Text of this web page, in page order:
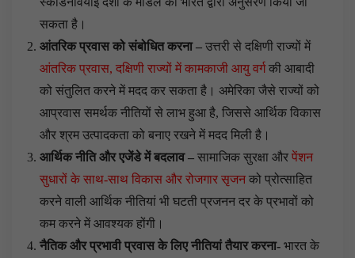
सकता है।
आंतरिक प्रवास को संबोधित करना – उत्तरी से दक्षिणी राज्यों में
आंतरिक प्रवास, दक्षिणी राज्यों में कामकाजी आयु वर्गकी आबादी
को संतुलित करने में मदद कर सकता है। अमेरिका जैसे राज्यों को
आप्रवास समर्थक नीतियों से लाभ हुआ है, जिससे आर्थिक विकास
और श्रम उत्पादकता को बनाए रखने में मदद मिली है।
आर्थिक नीति और एजेंडे में बदलाव – सामाजिक सुरक्षा और पेंशन
सुधारों के साथ-साथ विकास और रोजगार सृजन को प्रोत्साहित
करने वाली आर्थिक नीतियां भी घटती प्रजनन दर के प्रभावों को
कम करने में आवश्यक होंगी।
नैतिक और प्रभावी प्रवास के लिए नीतियां तैयार करना- भारत के